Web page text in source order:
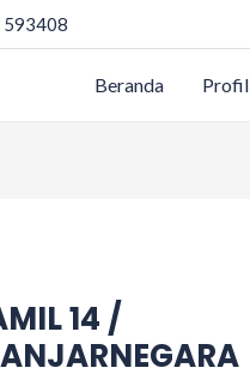
593408
Beranda Profil
14 /